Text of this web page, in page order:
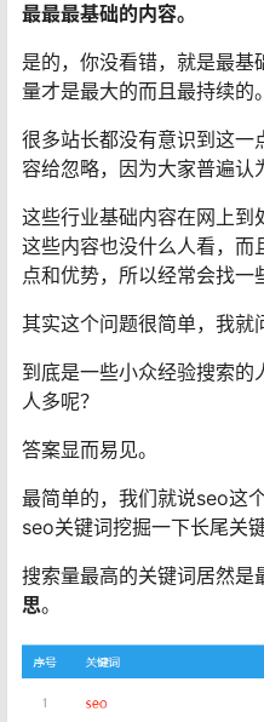
最最最基础的内容。
是的，你没看错，就是最基
量才是最大的而且最持续的。
很多站长都没有意识到这一
容给忽略，因为大家普遍认
这些行业基础内容在网上到
这些内容也没什么人看，而
点和优势，所以经常会找一
其实这个问题很简单，我就
到底是一些小众经验搜索的
人多呢？
答案显而易见。
最简单的，我们就说seo这
seo关键词挖掘一下长尾关
搜索量最高的关键词居然是
思。